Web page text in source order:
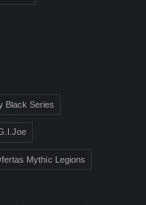
Black Series
Mythic Legions